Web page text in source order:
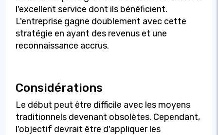
l'excellent service dont ils bénéficient.
L'entreprise gagne doublement avec cette
stratégie en ayant des revenus et une
reconnaissance accrus.
Considérations
Le début peut être difficile avec les moyens
traditionnels devenant obsolètes. Cependant,
l'objectif devrait être d'appliquer les